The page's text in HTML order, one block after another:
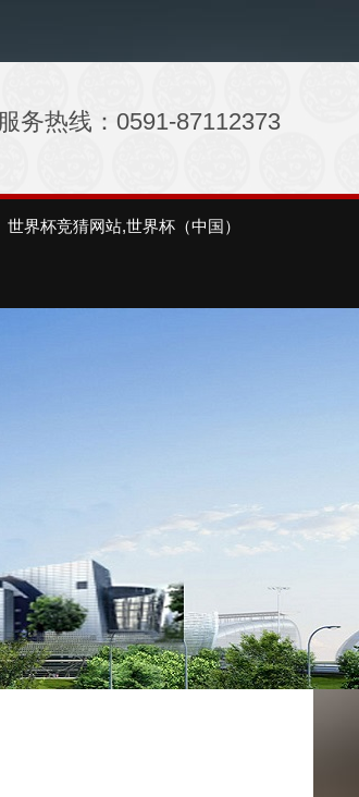
服务热线：0591-87112373
世界杯竞猜网站,世界杯（中国）